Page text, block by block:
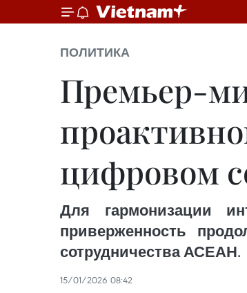
ПОЛИТИКА
Премьер-
цифровом
Для гармонизации
приверженность
сотрудничества АСЕАН.
15/01/2026 08:42